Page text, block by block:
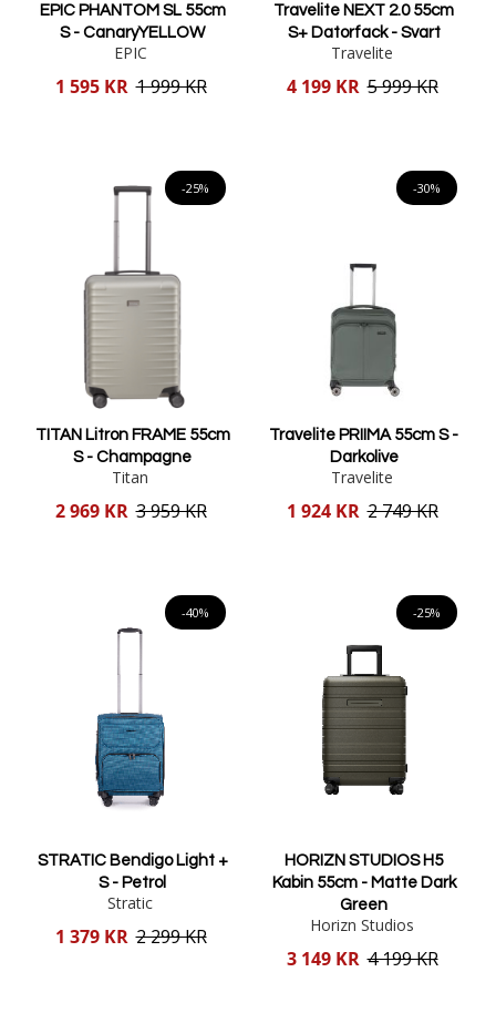
EPIC PHANTOM SL 55cm
S - CanaryYELLOW
EPIC
Reducerat
1 595 KR 1 999 KR
Travelite NEXT 2.0 55cm
S+ Datorfack - Svart
Travelite
Reducerat
4 199 KR 5 999 KR
-25%
TITAN Litron FRAME 55cm
S - Champagne
Titan
Reducerat
2 969 KR 3 959 KR
-30%
Travelite PRIIMA 55cm S -
Darkolive
Travelite
Reducerat
1 924 KR 2 749 KR
-40%
STRATIC Bendigo Light +
S - Petrol
Stratic
Reducerat
1 379 KR 2 299 KR
-25%
HORIZN STUDIOS H5
Kabin 55cm - Matte Dark
Green
Horizn Studios
Reducerat
3 149 KR 4 199 KR